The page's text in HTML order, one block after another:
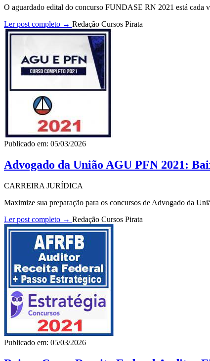
O aguardado edital do concurso FUNDASE RN 2021 está cada
Ler post completo → Redação Cursos Pirata
Publicado em: 05/03/2026
Advogado da União AGU PFN 2021:
CARREIRA JURÍDICA
Maximize sua preparação para os concursos de Advogado da
Ler post completo → Redação Cursos Pirata
Publicado em: 05/03/2026